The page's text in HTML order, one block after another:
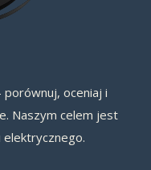
oceniaj i
Naszym celem jest
elektrycznego.